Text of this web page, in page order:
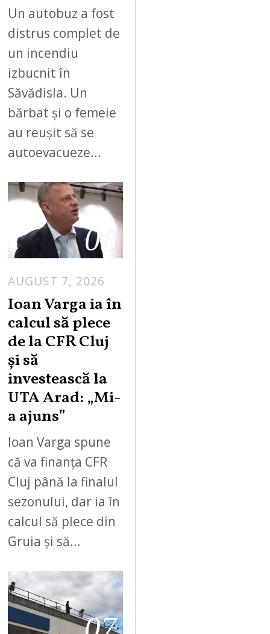
Un autobuz a fost
distrus complet de
un incendiu
izbucnit în
Săvădisla. Un
bărbat și o femeie
au reușit să se
autoevacueze…
06
AUGUST 7, 2026
Ioan Varga ia în
calcul să plece
de la CFR Cluj
și să
investească la
UTA Arad: „Mi-
a ajuns”
Ioan Varga spune
că va finanța CFR
Cluj până la finalul
sezonului, dar ia în
calcul să plece din
Gruia și să…